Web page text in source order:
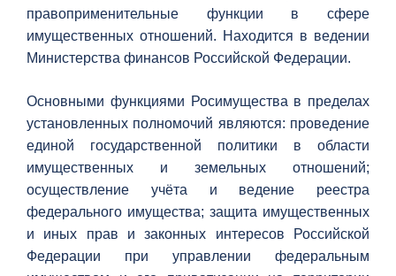
правоприменительные функции в сфере
имущественных отношений. Находится в ведении
Министерства финансов Российской Федерации.
Основными функциями Росимущества в пределах
установленных полномочий являются: проведение
единой государственной политики в области
имущественных и земельных отношений;
осуществление учёта и ведение реестра
федерального имущества; защита имущественных
и иных прав и законных интересов Российской
Федерации при управлении федеральным